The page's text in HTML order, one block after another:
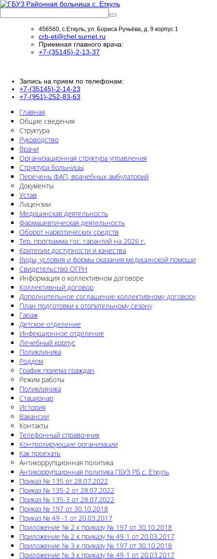
456560, с.Еткуль, ул. Бориса Ручьёва, д. 9 корпус 1
crb-et@chel.surnet.ru
Приемная главного врача:
+7-(35145)-2-13-37
Запись на прием по телефонам:
+7-(35145)-2-14-23
+7-(951)-252-83-63
Главная
Общие сведения
Структура
Руководство
Врачи
Организационная структура управления
Структура больницы
Перечень ФАП, врачебных амбулаторий
Документы
Устав
Лицензии
Медицинская деятельность
Фармацевтическая деятельность
Оборот наркотических средств
Тер. программа гос. гарантий на 2026 г.
Критерии доступности и качества
Виды, условия и формы оказания медицинской помощи
Свидетельство ОГРН
Информация о коллективном договоре
Коллективный договор
Дополнительное соглашение коллективному договору
План подготовки к отопительному сезону
Гараж
Детское отделение
Инфекционное отделение
Лечебный корпус
Поликлиника
Роддом
График приема граждан
Режим работы
Поликлиника
Стационар
История
Вакансии
Контакты
Телефонный справочник
Контролирующие организации
Как проехать
Антикоррупционная политика
Антикоррупционная политика ГБУЗ РБ с. Еткуль
Приказ № 135 от 28.07.2022
Приказ № 135-2 от 28.07.2022
Приказ № 135-3 от 28.07.2022
Приказ № 197 от 30.10.2018
Приказ № 49 -1 от 20.03.2017
Приложение № 2 к приказу № 197 от 30.10.2018
Приложение № 2 к приказу № 49-1 от 20.03.2017
Приложение № 3 к приказу № 197 от 30.10.2018
Приложение № 3 к приказу № 49-1 от 20.03.2017